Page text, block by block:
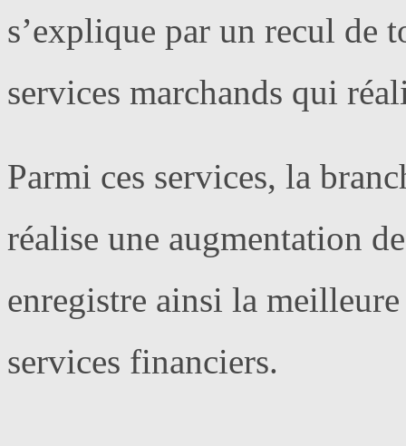
s’explique par un recul de
services marchands qui
Parmi ces services, la
réalise une augmentation
enregistre ainsi la
services financiers.